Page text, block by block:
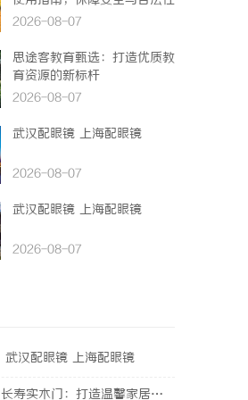
2026-08-07
思途客教育甄选：打造优质教
育资源的新标杆
2026-08-07
武汉配眼镜 上海配眼镜
2026-08-07
武汉配眼镜 上海配眼镜
2026-08-07
武汉配眼镜 上海配眼镜
长寿实木门：打造温馨家居环境的理想之选